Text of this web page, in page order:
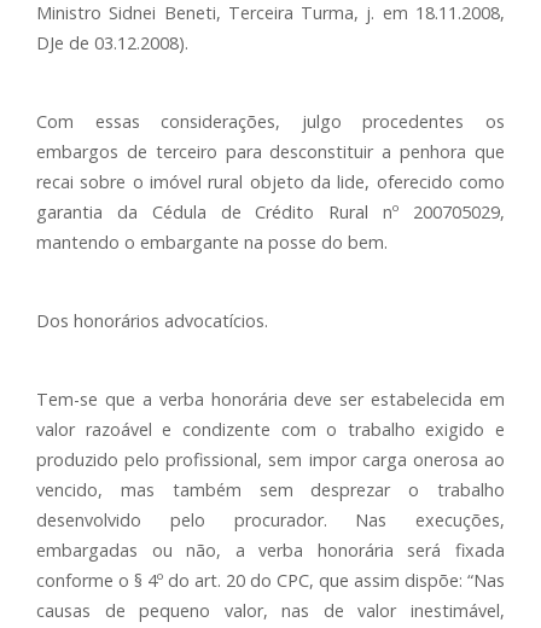
Ministro Sidnei Beneti, Terceira Turma, j. em 18.11.2008,
DJe de 03.12.2008).
Com essas considerações, julgo procedentes os
embargos de terceiro para desconstituir a penhora que
recai sobre o imóvel rural objeto da lide, oferecido como
garantia da Cédula de Crédito Rural nº 200705029,
mantendo o embargante na posse do bem.
Dos honorários advocatícios.
Tem-se que a verba honorária deve ser estabelecida em
valor razoável e condizente com o trabalho exigido e
produzido pelo profissional, sem impor carga onerosa ao
vencido, mas também sem desprezar o trabalho
desenvolvido pelo procurador. Nas execuções,
embargadas ou não, a verba honorária será fixada
conforme o § 4º do art. 20 do CPC, que assim dispõe: “Nas
causas de pequeno valor, nas de valor inestimável,